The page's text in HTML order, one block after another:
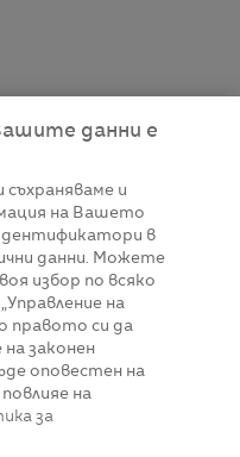
данни е
съхраняваме и
на Вашето
в
данни. Можете
избор по всяко
на
правото си да
законен
оповестен на
на
за